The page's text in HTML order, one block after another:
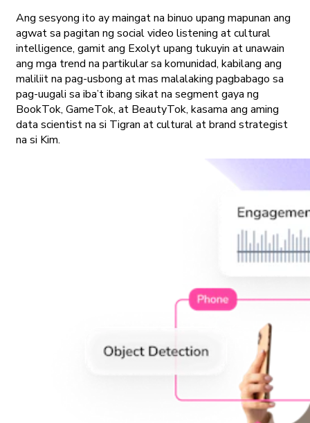
Ang sesyong ito ay maingat na binuo upang mapunan ang
agwat sa pagitan ng social video listening at cultural
intelligence, gamit ang Exolyt upang tukuyin at unawain
ang mga trend na partikular sa komunidad, kabilang ang
maliliit na pag-usbong at mas malalaking pagbabago sa
pag-uugali sa iba’t ibang sikat na segment gaya ng
BookTok, GameTok, at BeautyTok, kasama ang aming
data scientist na si Tigran at cultural at brand strategist
na si Kim.